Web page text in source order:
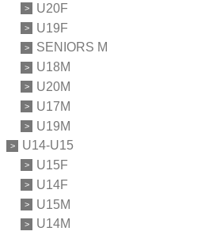
U20F
U19F
SENIORS M
U18M
U20M
U17M
U19M
U14-U15
U15F
U14F
U15M
U14M